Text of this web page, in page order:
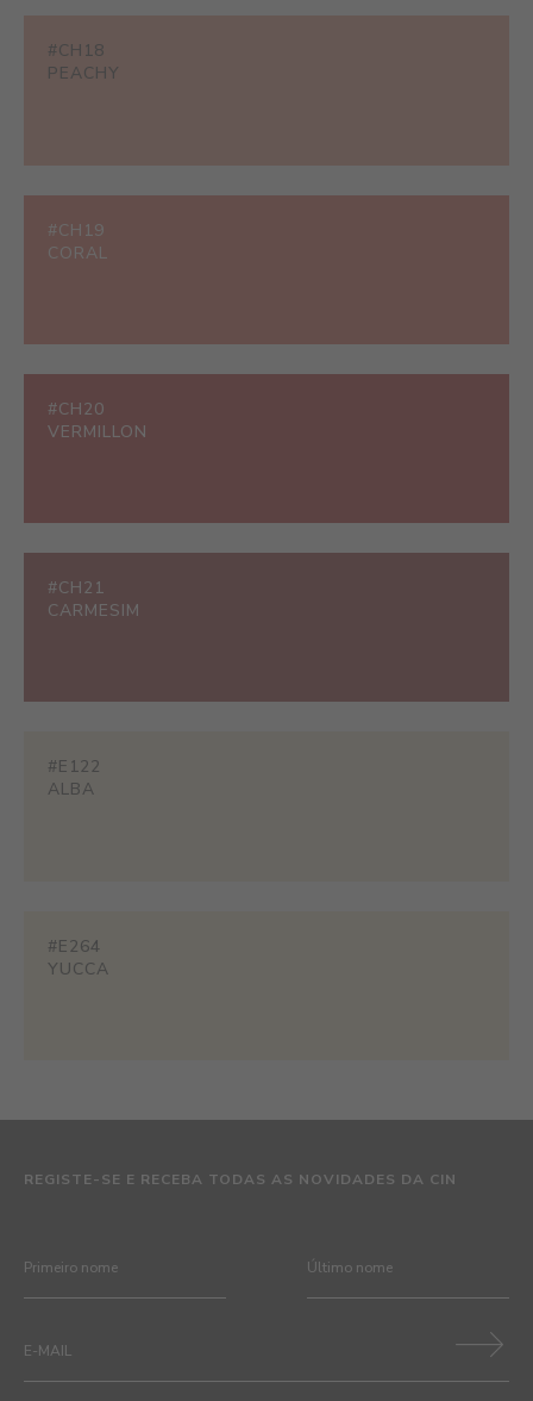
#CH18
PEACHY
#CH19
CORAL
#CH20
VERMILLON
#CH21
CARMESIM
#E122
ALBA
#E264
YUCCA
REGISTE-SE E RECEBA TODAS AS NOVIDADES DA CIN